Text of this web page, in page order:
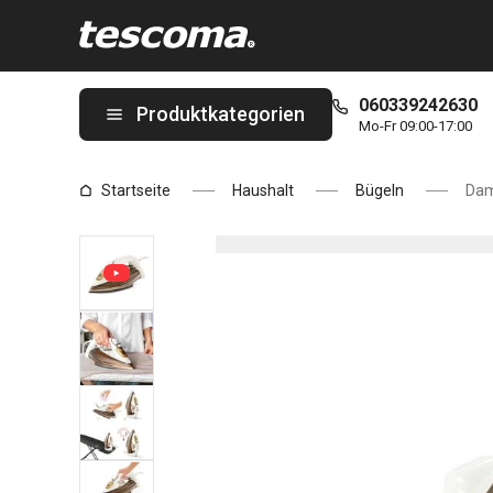
Produktkategorien 060339242630
Mo-Fr 09:00-17:00
Startseite Haushalt Bügeln